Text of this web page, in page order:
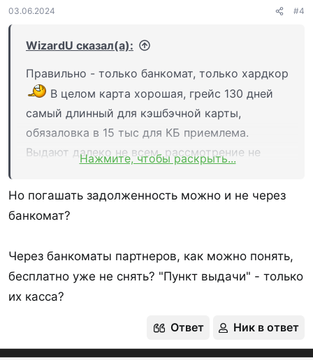
:
03.06.2024 #4
WizardU сказал(а):
Правильно - только банкомат, только хардкор
В целом карта хорошая, грейс 130 дней
самый длинный для кэшбэчной карты,
обязаловка в 15 тыс для КБ приемлема.
Выдают далеко не всем, рассмотрение не
Нажмите, чтобы раскрыть...
Но погашать задолженность можно и не через
банкомат?
Через банкоматы партнеров, как можно понять,
бесплатно уже не снять? "Пункт выдачи" - только
их касса?
Ответ Ник в ответ